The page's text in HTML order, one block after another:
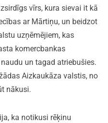
vīrs, kura sievai it kā
ar Mārtiņu, un beidzot
uzņēmējiem, kas
komercbankas
un tagad atriebušies.
Aizkaukāza valstis, no
nākusi.
ka notikusi rēķinu